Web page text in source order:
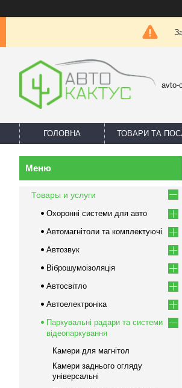
avto-
ГОЛОВНА ТОВАРИ ТА
Товары и услуги
Охоронні системи для авто
Автомагнітоли та комплектуючі
Автозвук
Віброшумоізоляція
Автосвітло
Автоелектроніка
Паркувальні радари та системи
відеопаркування
Камери для магнітол
Камери заднього огляду
універсальні